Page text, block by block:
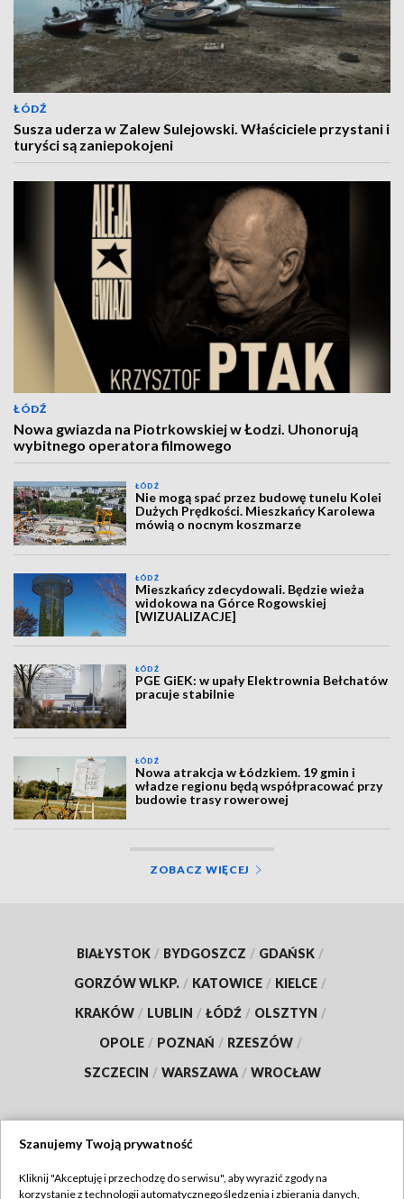
ŁÓDŹ
Susza uderza w Zalew Sulejowski. Właściciele przystani i
turyści są zaniepokojeni
ŁÓDŹ
Nowa gwiazda na Piotrkowskiej w Łodzi. Uhonorują
wybitnego operatora filmowego
ŁÓDŹ
Nie mogą spać przez budowę tunelu Kolei
Dużych Prędkości. Mieszkańcy Karolewa
mówią o nocnym koszmarze
ŁÓDŹ
Mieszkańcy zdecydowali. Będzie wieża
widokowa na Górce Rogowskiej
[WIZUALIZACJE]
ŁÓDŹ
PGE GiEK: w upały Elektrownia Bełchatów
pracuje stabilnie
ŁÓDŹ
Nowa atrakcja w Łódzkiem. 19 gmin i
władze regionu będą współpracować przy
budowie trasy rowerowej
ZOBACZ WIĘCEJ
BIAŁYSTOK / BYDGOSZCZ / GDAŃSK /
GORZÓW WLKP. / KATOWICE / KIELCE /
KRAKÓW / LUBLIN / ŁÓDŹ / OLSZTYN /
OPOLE / POZNAŃ / RZESZÓW /
SZCZECIN / WARSZAWA / WROCŁAW
Szanujemy Twoją prywatność
Kliknij "Akceptuję i przechodzę do serwisu", aby wyrazić zgody na
korzystanie z technologii automatycznego śledzenia i zbierania danych,